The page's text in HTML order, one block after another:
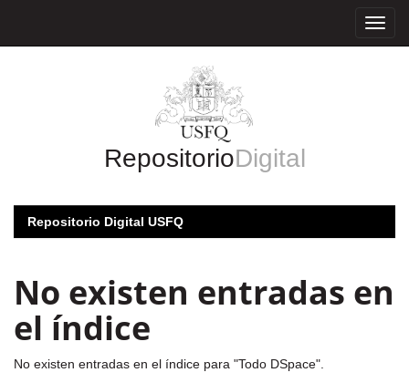
RepositorioDigital
Repositorio Digital USFQ
No existen entradas en
el índice
No existen entradas en el índice para "Todo DSpace".